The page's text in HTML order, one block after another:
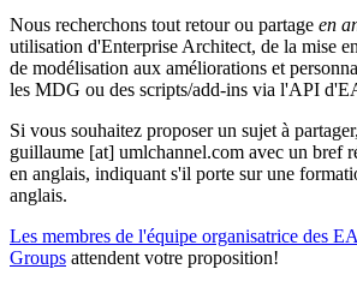
Nous recherchons tout retour ou partage en
utilisation d'Enterprise Architect, de la mise
de modélisation aux améliorations et
les MDG ou des scripts/add-ins via l'API
Si vous souhaitez proposer un sujet à
guillaume [at] umlchannel.com avec un bref
en anglais, indiquant s'il porte sur une
anglais.
Les membres de l'équipe organisatrice des
Groups attendent votre proposition!